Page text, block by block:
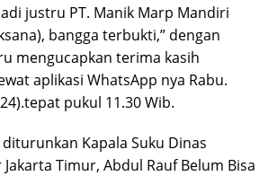
justru PT. Manik Marp Mandiri
bangga terbukti,” dengan
mengucapkan terima kasih
aplikasi WhatsApp nya Rabu.
pukul 11.30 Wib.
Kapala Suku Dinas
Timur, Abdul Rauf Belum Bisa